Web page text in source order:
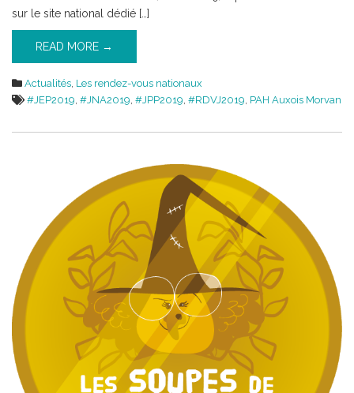
sur le site national dédié […]
READ MORE →
Actualités, Les rendez-vous nationaux
#JEP2019, #JNA2019, #JPP2019, #RDVJ2019, PAH Auxois Morvan